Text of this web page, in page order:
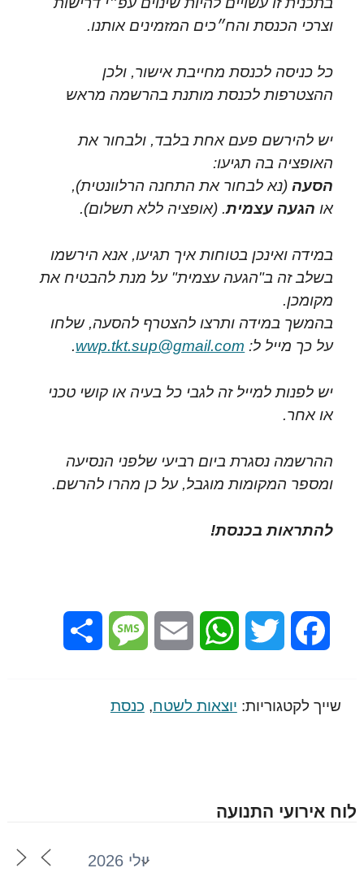
וצרכי הכנסת והח״כים המזמינים אותנו.
כל כניסה לכנסת מחייבת אישור, ולכן
ההצטרפות לכנסת מותנת בהרשמה מראש
יש להירשם פעם אחת בלבד, ולבחור את
האופציה בה תגיעו:
הסעה(נא לבחור את התחנה הרלוונטית),
או הגעה עצמית. (אופציה ללא תשלום).
במידה ואינכן בטוחות איך תגיעו, אנא הירשמו
בשלב זה ב"הגעה עצמית" על מנת להבטיח את
מקומכן.
בהמשך במידה ותרצו להצטרף להסעה, שלחו
על כך מייל ל: wwp.tkt.sup@gmail.com
.
יש לפנות למייל זה לגבי כל בעיה או קושי טכני
או אחר.
ההרשמה נסגרת ביום רביעי שלפני הנסיעה
ומספר המקומות מוגבל, על כן מהרו להרשם.
להתראות בכנסת!
Facebook
Twitter
WhatsApp
Email
Message
שייך לקטגוריות: יוצאות לשטח, כנסת
לוח אירועי התנועה